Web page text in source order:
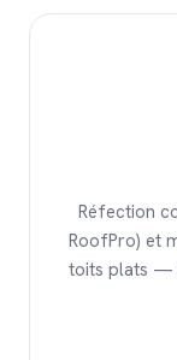
Réfection
RoofPro) et
toits plats —